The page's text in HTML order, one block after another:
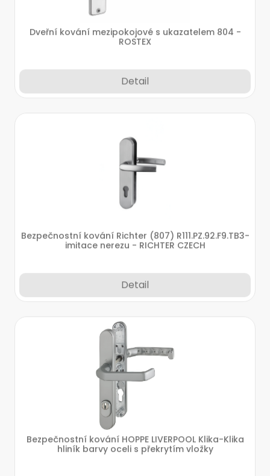
Dveřní kování mezipokojové s ukazatelem 804 -
ROSTEX
Detail
Bezpečnostní kování Richter (807) R111.PZ.92.F9.TB3-
imitace nerezu - RICHTER CZECH
Detail
Bezpečnostní kování HOPPE LIVERPOOL Klika-Klika
hliník barvy oceli s překrytím vložky